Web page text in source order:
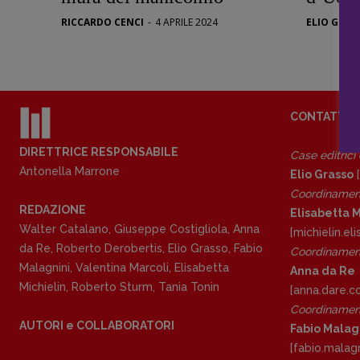
Tornare a
Valerio
RICCARDO CENCI - 4 APRILE 2024 ELIO
DIRETTRICE RESPONSABILE
Antonella Marrone
REDAZIONE
Walter Catalano, Giuseppe Costigliola, Anna
da Re, Roberto Derobertis, Elio Grasso, Fabio
Malagnini, Valentina Marcoli, Elisabetta
Michielin, Roberto Sturm, Tania Tonin
AUTORI e COLLABORATORI
CONTATTI
Case editrici
Elio Grasso
Elisabetta
Anna da Re
Fabio